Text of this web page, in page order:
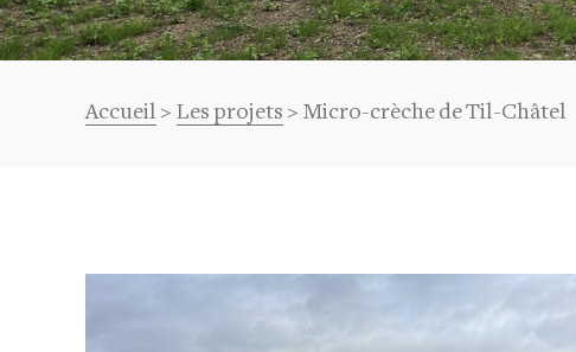
Fil
Accueil Les projets Micro-crèche de Til-Châtel